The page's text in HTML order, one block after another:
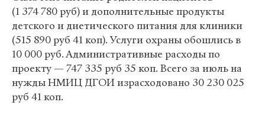
(1 374 780 руб) и дополнительные продукты
детского и диетического питания для клиники
(515 890 руб 41 коп). Услуги охраны обошлись в
10 000 руб. Административные расходы по
проекту — 747 335 руб 35 коп. Всего за июль на
нужды НМИЦ ДГОИ израсходовано 30 230 025
руб 41 коп.